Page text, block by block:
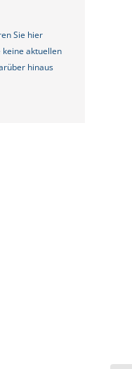
Sie hier
keine aktuellen
hinaus